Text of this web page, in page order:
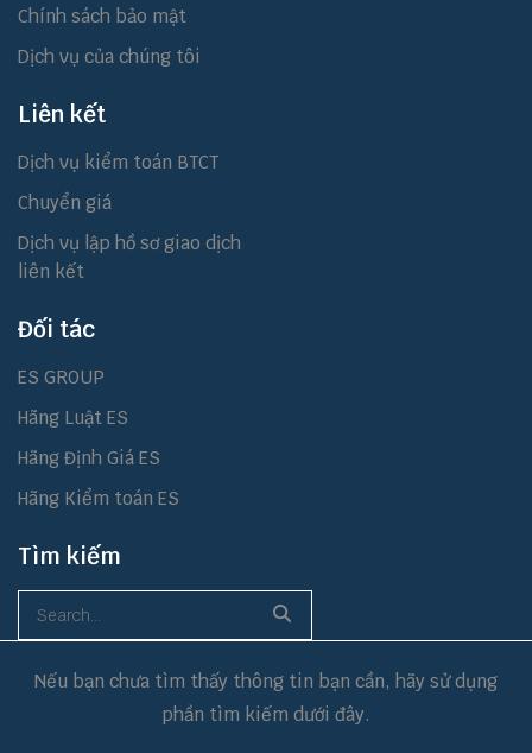
Chính sách bảo mật
Dịch vụ của chúng tôi
Liên kết
Dịch vụ kiểm toán BTCT
Chuyển giá
Dịch vụ lập hồ sơ giao dịch
liên kết
Đối tác
ES GROUP
Hãng Luật ES
Hãng Định Giá ES
Hãng Kiểm toán ES
Tìm kiếm
Nếu bạn chưa tìm thấy thông tin bạn cần, hãy sử dụng
phần tìm kiếm dưới đây.